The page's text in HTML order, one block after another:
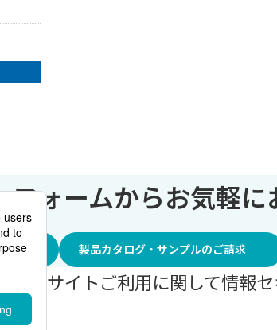
フォームからお気軽に
製品カタログ・サンプルのご請求
サイトご利用に関して情報